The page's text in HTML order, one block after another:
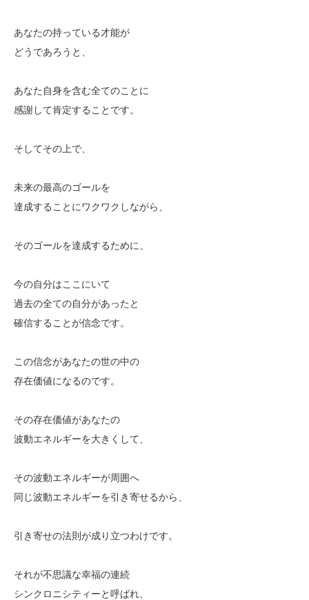
あなたの持っている才能が
どうであろうと、
あなた自身を含む全てのことに
感謝して肯定することです。
そしてその上で、
未来の最高のゴールを
達成することにワクワクしながら、
そのゴールを達成するために、
今の自分はここにいて
過去の全ての自分があったと
確信することが信念です。
この信念があなたの世の中の
存在価値になるのです。
その存在価値があなたの
波動エネルギーを大きくして、
その波動エネルギーが周囲へ
同じ波動エネルギーを引き寄せるから、
引き寄せの法則が成り立つわけです。
それが不思議な幸福の連続
シンクロニシティーと呼ばれ、